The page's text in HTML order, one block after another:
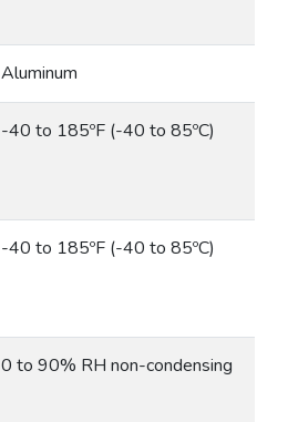
Aluminum
-40 to 185ºF (-40 to 85ºC)
-40 to 185ºF (-40 to 85ºC)
0 to 90% RH non-condensing